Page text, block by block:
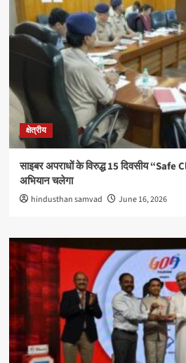
क्षेत्रीय
साइबर अपराधों के विरुद्ध 15 दिवसीय
अभियान चलेगा
hindusthan samvad June 16, 2026